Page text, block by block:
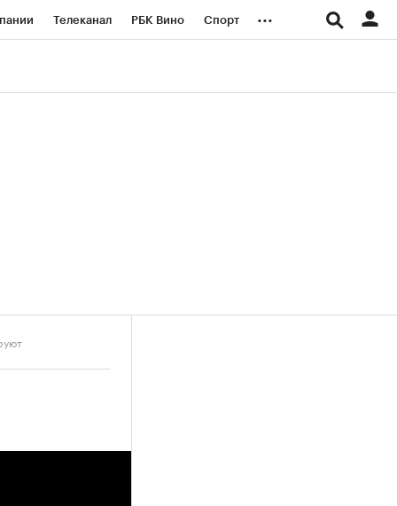
Телеканал РБК Вино Спорт ...